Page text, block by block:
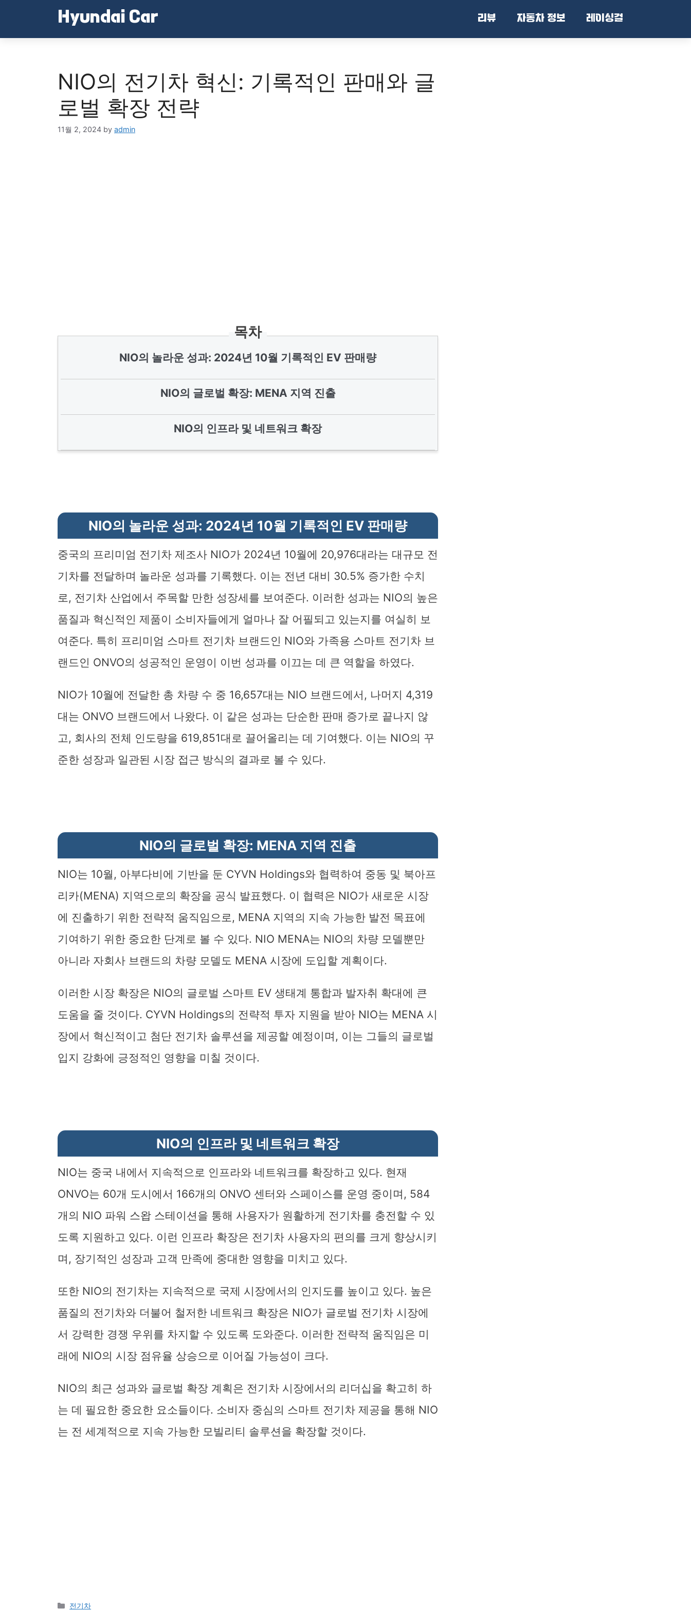
Hyundai Car 리뷰 자동차 정보 레이싱걸
NIO의 전기차 혁신: 기록적인 판매와 글
로벌 확장 전략
11월 2, 2024 by admin
목차
NIO의 놀라운 성과: 2024년 10월 기록적인 EV 판매량
NIO의 글로벌 확장: MENA 지역 진출
NIO의 인프라 및 네트워크 확장
NIO의 놀라운 성과: 2024년 10월 기록적인 EV 판매량
중국의 프리미엄 전기차 제조사 NIO가 2024년 10월에 20,976대라는 대규모 전
기차를 전달하며 놀라운 성과를 기록했다. 이는 전년 대비 30.5% 증가한 수치
로, 전기차 산업에서 주목할 만한 성장세를 보여준다. 이러한 성과는 NIO의 높은
품질과 혁신적인 제품이 소비자들에게 얼마나 잘 어필되고 있는지를 여실히 보
여준다. 특히 프리미엄 스마트 전기차 브랜드인 NIO와 가족용 스마트 전기차 브
랜드인 ONVO의 성공적인 운영이 이번 성과를 이끄는 데 큰 역할을 하였다.
NIO가 10월에 전달한 총 차량 수 중 16,657대는 NIO 브랜드에서, 나머지 4,319
대는 ONVO 브랜드에서 나왔다. 이 같은 성과는 단순한 판매 증가로 끝나지 않
고, 회사의 전체 인도량을 619,851대로 끌어올리는 데 기여했다. 이는 NIO의 꾸
준한 성장과 일관된 시장 접근 방식의 결과로 볼 수 있다.
NIO의 글로벌 확장: MENA 지역 진출
NIO는 10월, 아부다비에 기반을 둔 CYVN Holdings와 협력하여 중동 및 북아프
리카(MENA) 지역으로의 확장을 공식 발표했다. 이 협력은 NIO가 새로운 시장
에 진출하기 위한 전략적 움직임으로, MENA 지역의 지속 가능한 발전 목표에
기여하기 위한 중요한 단계로 볼 수 있다. NIO MENA는 NIO의 차량 모델뿐만
아니라 자회사 브랜드의 차량 모델도 MENA 시장에 도입할 계획이다.
이러한 시장 확장은 NIO의 글로벌 스마트 EV 생태계 통합과 발자취 확대에 큰
도움을 줄 것이다. CYVN Holdings의 전략적 투자 지원을 받아 NIO는 MENA 시
장에서 혁신적이고 첨단 전기차 솔루션을 제공할 예정이며, 이는 그들의 글로벌
입지 강화에 긍정적인 영향을 미칠 것이다.
NIO의 인프라 및 네트워크 확장
NIO는 중국 내에서 지속적으로 인프라와 네트워크를 확장하고 있다. 현재
ONVO는 60개 도시에서 166개의 ONVO 센터와 스페이스를 운영 중이며, 584
개의 NIO 파워 스왑 스테이션을 통해 사용자가 원활하게 전기차를 충전할 수 있
도록 지원하고 있다. 이런 인프라 확장은 전기차 사용자의 편의를 크게 향상시키
며, 장기적인 성장과 고객 만족에 중대한 영향을 미치고 있다.
또한 NIO의 전기차는 지속적으로 국제 시장에서의 인지도를 높이고 있다. 높은
품질의 전기차와 더불어 철저한 네트워크 확장은 NIO가 글로벌 전기차 시장에
서 강력한 경쟁 우위를 차지할 수 있도록 도와준다. 이러한 전략적 움직임은 미
래에 NIO의 시장 점유율 상승으로 이어질 가능성이 크다.
NIO의 최근 성과와 글로벌 확장 계획은 전기차 시장에서의 리더십을 확고히 하
는 데 필요한 중요한 요소들이다. 소비자 중심의 스마트 전기차 제공을 통해 NIO
는 전 세계적으로 지속 가능한 모빌리티 솔루션을 확장할 것이다.
Categories
전기차